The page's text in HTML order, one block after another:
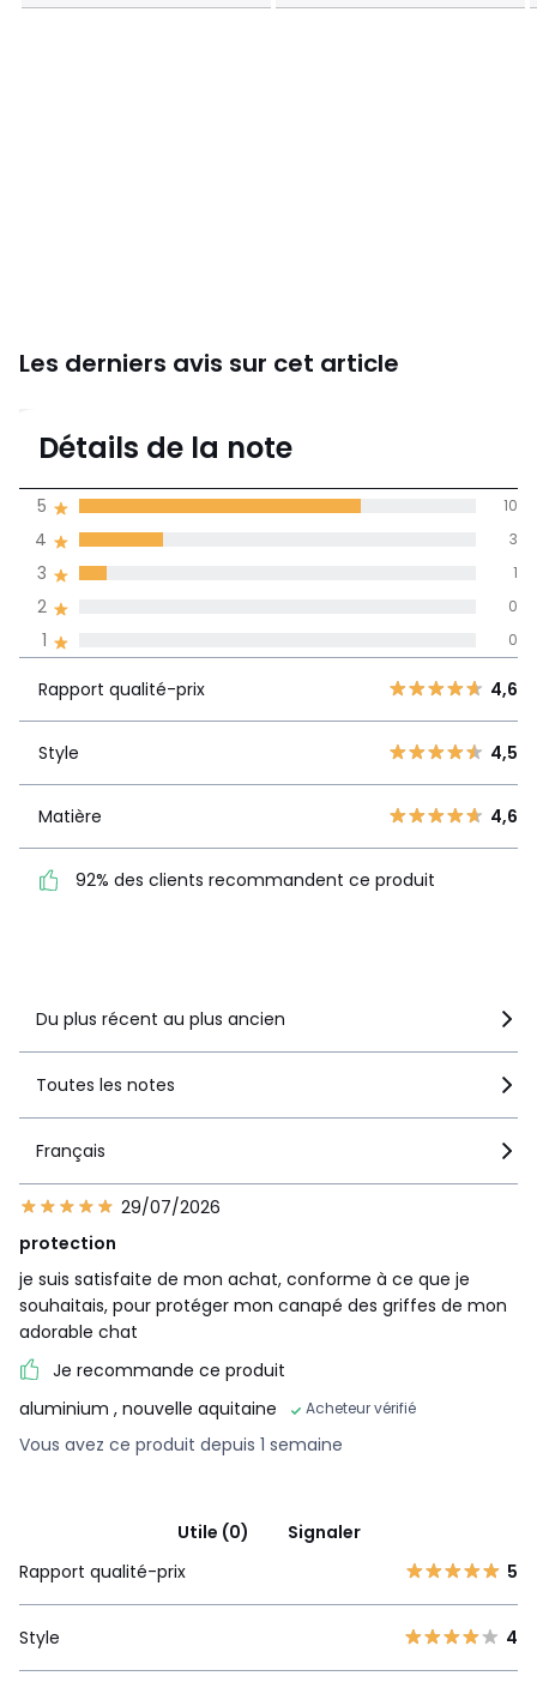
Les derniers avis sur cet article
4,6
de moyenne
obtenue sur
1
3
4,6
4,5
4,6
recommandent ce produit
Détails de la note
1 0
2 0
3 1
4 3
5 10
Rapport qualité-prix 4,6
Style 4,5
Matière 4,6
92% des clients recommandent ce produit
Du plus récent au plus ancien
Toutes les notes
Français
29/07/2026
protection
je suis satisfaite de mon achat, conforme à ce que je
souhaitais, pour protéger mon canapé des griffes de mon
adorable chat
Je recommande ce produit
aluminium , nouvelle aquitaine Acheteur vérifié
Vous avez ce produit depuis 1 semaine
Utile (0)
Signaler
Rapport qualité-prix
5
Style 4